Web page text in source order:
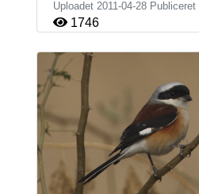
Uploadet 2011-04-28 Publiceret
1746